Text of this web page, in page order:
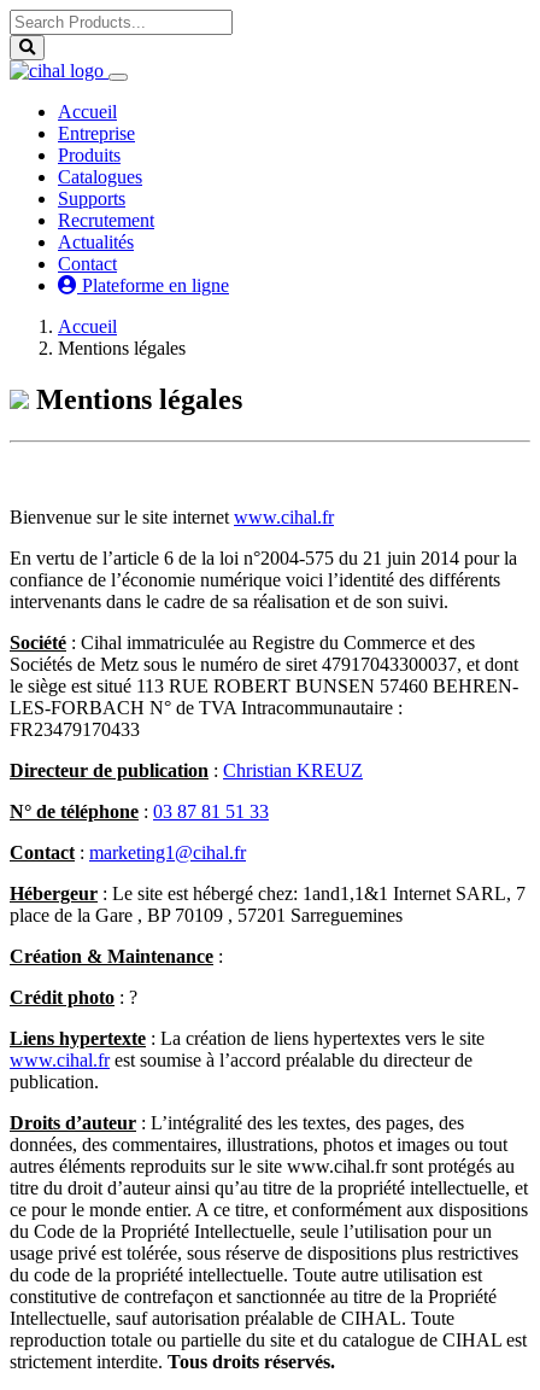
Accueil
Entreprise
Produits
Catalogues
Supports
Recrutement
Actualités
Contact
Plateforme en ligne
Accueil
Mentions légales
Mentions légales
Bienvenue sur le site internet www.cihal.fr
En vertu de l’article 6 de la loi n°2004-575 du 21 juin 2014 pour la
confiance de l’économie numérique voici l’identité des différents
intervenants dans le cadre de sa réalisation et de son suivi.
Société : Cihal immatriculée au Registre du Commerce et des
Sociétés de Metz sous le numéro de siret 47917043300037, et dont
le siège est situé 113 RUE ROBERT BUNSEN 57460 BEHREN-
LES-FORBACH N° de TVA Intracommunautaire :
FR23479170433
Directeur de publication : Christian KREUZ
N° de téléphone : 03 87 81 51 33
Contact : marketing1@cihal.fr
Hébergeur : Le site est hébergé chez: 1and1,1&1 Internet SARL, 7
place de la Gare , BP 70109 , 57201 Sarreguemines
Création & Maintenance :
Crédit photo : ?
Liens hypertexte : La création de liens hypertextes vers le site
www.cihal.frest soumise à l’accord préalable du directeur de
publication.
Droits d’auteur : L’intégralité des les textes, des pages, des
données, des commentaires, illustrations, photos et images ou tout
autres éléments reproduits sur le site www.cihal.fr sont protégés au
titre du droit d’auteur ainsi qu’au titre de la propriété intellectuelle, et
ce pour le monde entier. A ce titre, et conformément aux dispositions
du Code de la Propriété Intellectuelle, seule l’utilisation pour un
usage privé est tolérée, sous réserve de dispositions plus restrictives
du code de la propriété intellectuelle. Toute autre utilisation est
constitutive de contrefaçon et sanctionnée au titre de la Propriété
Intellectuelle, sauf autorisation préalable de CIHAL. Toute
reproduction totale ou partielle du site et du catalogue de CIHAL est
strictement interdite. Tous droits réservés.